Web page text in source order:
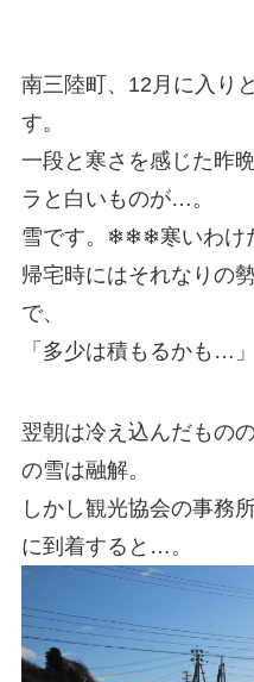
南三陸町、12月に入り
す。
一段と寒さを感じた昨
ラと白いものが…。
雪です。❄❄❄寒いわけ
帰宅時にはそれなりの
で、
「多少は積もるかも…
翌朝は冷え込んだもの
の雪は融解。
しかし観光協会の事務
に到着すると…。